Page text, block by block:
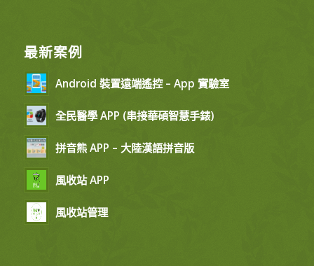
最新案例
Android 裝置遠端遙控 – App 實驗室
全民醫學 APP (串接華碩智慧手錶)
拼音熊 APP – 大陸漢語拼音版
風收站 APP
風收站管理